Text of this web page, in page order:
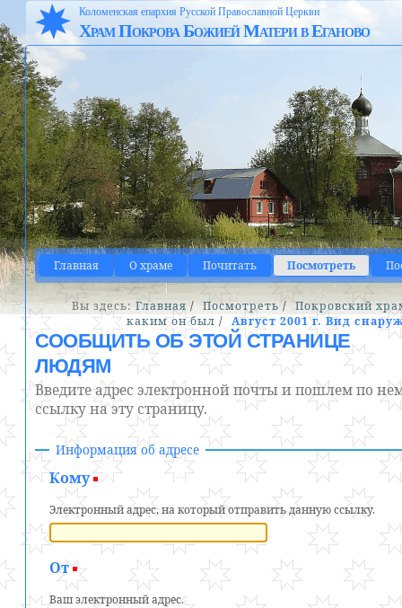
Коломенская епархия Русской Православной Церкви
Храм Покрова Божией Матери в Еганово
Главная О храме Почитать Посмотреть
Вы здесь: Главная /Посмотреть /Покровский
каким он был /Август 2001 г. Вид
СООБЩИТЬ ОБ ЭТОЙ СТРАНИЦЕ
ЛЮДЯМ
Введите адрес электронной почты и пошлем по
ссылку на эту страницу.
Информация об адресе
Кому (обязательно)
Электронный адрес, на который отправить данную ссылку.
От (обязательно)
Ваш электронный адрес.